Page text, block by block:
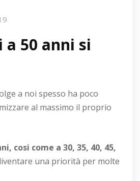
a 50 anni si
a noi spesso ha poco
al massimo il proprio
cosi come a 30, 35, 40, 45,
una priorità per molte